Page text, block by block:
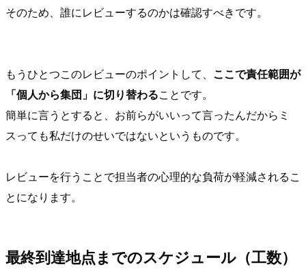
そのため、誰にレビューするのかは確認すべきです。
もうひとつこのレビューのポイントして、 ここで責任範囲が
「個人から集団」に切り替わることです。
簡単に言うとすると、お前らがいいって言ったんだからミ
スっても私だけのせいではないというものです。
レビューを行うことで担当者の心理的な負荷が軽減されるこ
とになります。
最終到達地点までのスケジュール（工数）